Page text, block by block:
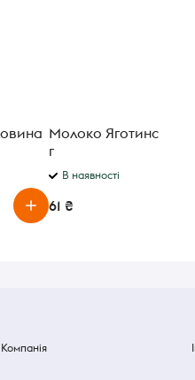
Молоко Яготинське
г
В наявності
61 ₴
Компанія